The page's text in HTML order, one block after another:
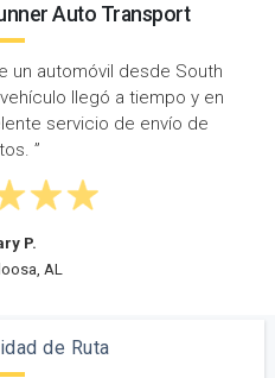
Auto Transport
trabajo conectándome con
necesitaba enviar mi
¡Definitivamente
A.
AL
de Ruta